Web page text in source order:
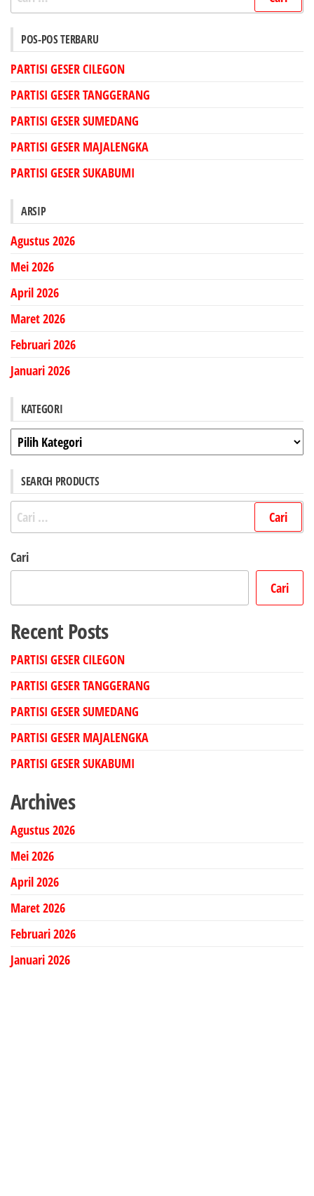
untuk:
POS-POS TERBARU
PARTISI GESER CILEGON
PARTISI GESER TANGGERANG
PARTISI GESER SUMEDANG
PARTISI GESER MAJALENGKA
PARTISI GESER SUKABUMI
ARSIP
Agustus 2026
Mei 2026
April 2026
Maret 2026
Februari 2026
Januari 2026
KATEGORI
Kategori
SEARCH PRODUCTS
Cari
untuk:
Cari
Cari
Recent Posts
PARTISI GESER CILEGON
PARTISI GESER TANGGERANG
PARTISI GESER SUMEDANG
PARTISI GESER MAJALENGKA
PARTISI GESER SUKABUMI
Archives
Agustus 2026
Mei 2026
April 2026
Maret 2026
Februari 2026
Januari 2026